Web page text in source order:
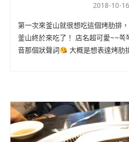
2018-10-16
第一次來釜山就很想吃這個烤肋排
釜山終於來吃了！ 店名超可愛~~쪽
音那個狀聲詞
大概是想表達烤肋